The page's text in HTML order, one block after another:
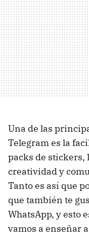
Una de las
Telegram es la
packs de stickers,
creatividad y
Tanto es así que
que también te
WhatsApp, y esto
vamos a enseñar